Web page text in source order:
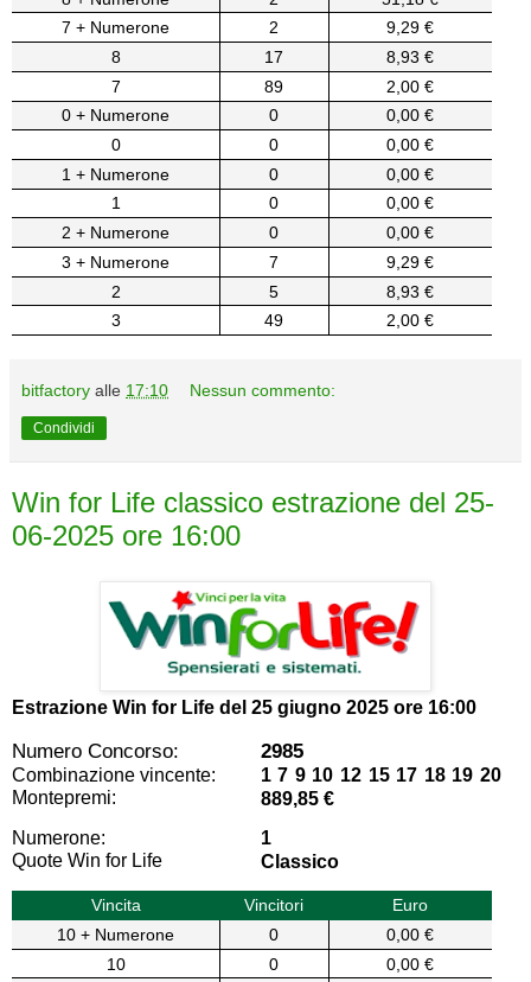
7 + Numerone
2
9,29 €
8
17
8,93 €
7
89
2,00 €
0 + Numerone
0
0,00 €
0
0
0,00 €
1 + Numerone
0
0,00 €
1
0
0,00 €
2 + Numerone
0
0,00 €
3 + Numerone
7
9,29 €
2
5
8,93 €
3
49 2,00 €
bitfactory alle 17:10 Nessun commento:
Condividi
Win for Life classico estrazione del 25-
06-2025 ore 16:00
Estrazione Win for Life del 25 giugno 2025 ore 16:00
Numero Concorso: 2985
Combinazione vincente:
1 7 9 10 12 15 17 18 19 20
Montepremi:
889,85 €
Numerone:
1
Quote Win for Life
Classico
Vincita Vincitori
Euro
10 + Numerone
0
0,00 €
10
0
0,00 €